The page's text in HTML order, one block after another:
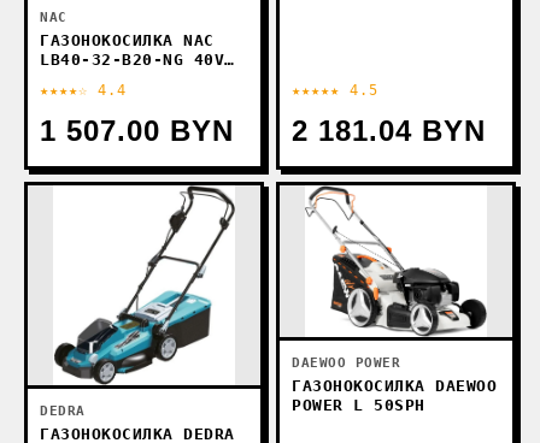
NAC
ГАЗОНОКОСИЛКА NAC
LB40-32-B20-NG 40V
★★★★☆ 4.4
1 507.00 BYN
★★★★★ 4.5
2 181.04 BYN
DEDRA
ГАЗОНОКОСИЛКА DEDRA
DAEWOO POWER
ГАЗОНОКОСИЛКА DAEWOO
POWER L 50SPH